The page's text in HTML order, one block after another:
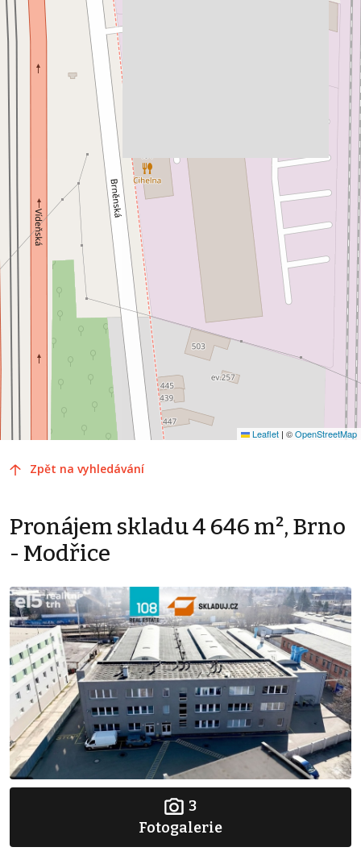
Leaflet | ©OpenStreetMap
Zpět na vyhledávání
Pronájem skladu 4 646 m², Brno
- Modřice
3
Fotogalerie